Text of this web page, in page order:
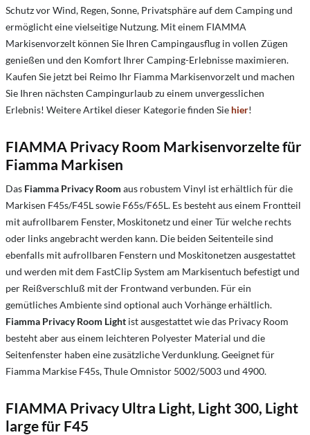
Schutz vor Wind, Regen, Sonne, Privatsphäre auf dem Camping und
ermöglicht eine vielseitige Nutzung. Mit einem FIAMMA
Markisenvorzelt können Sie Ihren Campingausflug in vollen Zügen
genießen und den Komfort Ihrer Camping-Erlebnisse maximieren.
Kaufen Sie jetzt bei Reimo Ihr Fiamma Markisenvorzelt und machen
Sie Ihren nächsten Campingurlaub zu einem unvergesslichen
Erlebnis! Weitere Artikel dieser Kategorie finden Sie hier!
FIAMMA Privacy Room Markisenvorzelte für
Fiamma Markisen
Das Fiamma Privacy Room aus robustem Vinyl ist erhältlich für die
Markisen F45s/F45L sowie F65s/F65L. Es besteht aus einem Frontteil
mit aufrollbarem Fenster, Moskitonetz und einer Tür welche rechts
oder links angebracht werden kann. Die beiden Seitenteile sind
ebenfalls mit aufrollbaren Fenstern und Moskitonetzen ausgestattet
und werden mit dem FastClip System am Markisentuch befestigt und
per Reißverschluß mit der Frontwand verbunden. Für ein
gemütliches Ambiente sind optional auch Vorhänge erhältlich.
Fiamma Privacy Room Light ist ausgestattet wie das Privacy Room
besteht aber aus einem leichteren Polyester Material und die
Seitenfenster haben eine zusätzliche Verdunklung. Geeignet für
Fiamma Markise F45s, Thule Omnistor 5002/5003 und 4900.
FIAMMA Privacy Ultra Light, Light 300, Light
large für F45